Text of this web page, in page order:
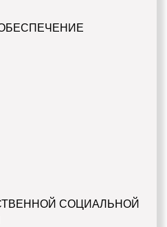
СОЦИАЛЬНОЙ